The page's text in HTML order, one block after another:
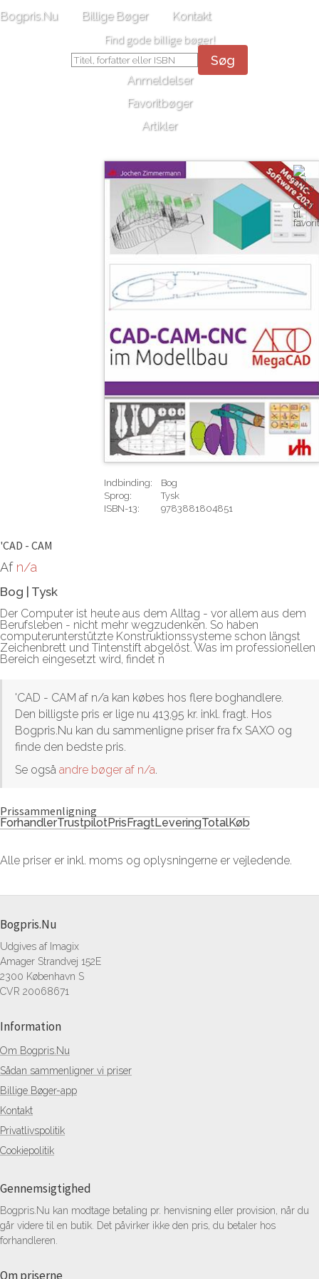
Bogpris.Nu Billige Bøger Kontakt
Find gode billige bøger!
Søg
Anmeldelser
Favoritbøger
Artikler
Indbinding:
Bog
Sprog:
Tysk
ISBN-13:
9783881804851
'CAD - CAM
Af n/a
Bog | Tysk
Der Computer ist heute aus dem Alltag - vor allem aus dem
Berufsleben - nicht mehr wegzudenken. So haben
computerunterstützte Konstruktionssysteme schon längst
Zeichenbrett und Tintenstift abgelöst. Was im professionellen
Bereich eingesetzt wird, findet n
'CAD - CAM af n/a kan købes hos flere boghandlere.
Den billigste pris er lige nu 413,95 kr. inkl. fragt. Hos
Bogpris.Nu kan du sammenligne priser fra fx SAXO og
finde den bedste pris.
Se også andre bøger af n/a
Prissammenligning
ForhandlerTrustpilotPrisFragtLeveringTotalKøb
Alle priser er inkl. moms og oplysningerne er vejledende.
Bogpris.Nu
Udgives af Imagix
Amager Strandvej 152E
2300 København S
CVR 20068671
Information
Om Bogpris.Nu
Sådan sammenligner vi priser
Billige Bøger-app
Kontakt
Privatlivspolitik
Cookiepolitik
Gennemsigtighed
Bogpris.Nu kan modtage betaling pr. henvisning eller provision, når du
går videre til en butik. Det påvirker ikke den pris, du betaler hos
forhandleren.
Om priserne